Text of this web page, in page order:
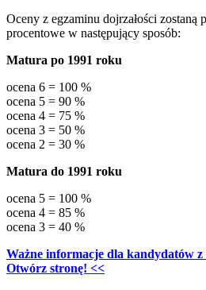
Oceny z egzaminu dojrzałości zostaną
procentowe w następujący sposób:
Matura po 1991 roku
ocena 6 = 100 %
ocena 5 = 90 %
ocena 4 = 75 %
ocena 3 = 50 %
ocena 2 = 30 %
Matura do 1991 roku
ocena 5 = 100 %
ocena 4 = 85 %
ocena 3 = 40 %
Ważne informacje dla kandydatów
Otwórz stronę! <<